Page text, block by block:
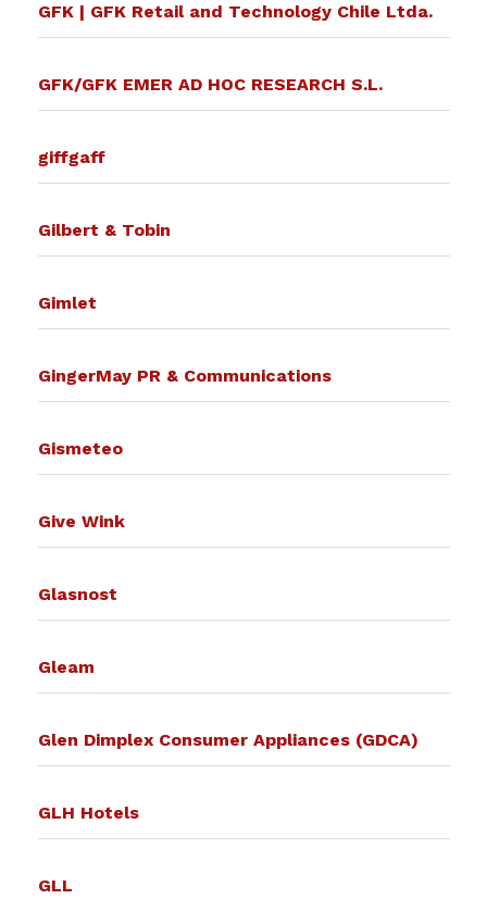
GFK | GFK Retail and Technology Chile Ltda.
GFK/GFK EMER AD HOC RESEARCH S.L.
giffgaff
Gilbert & Tobin
Gimlet
GingerMay PR & Communications
Gismeteo
Give Wink
Glasnost
Gleam
Glen Dimplex Consumer Appliances (GDCA)
GLH Hotels
GLL